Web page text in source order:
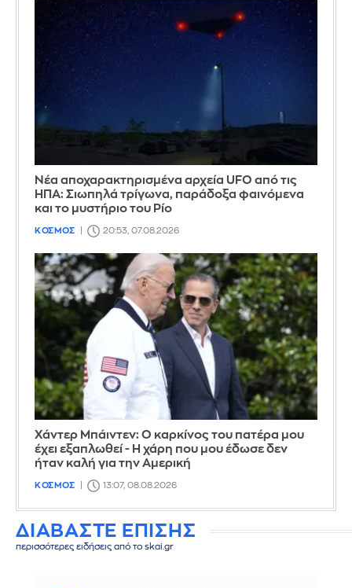
Νέα αποχαρακτηρισμένα αρχεία UFO από τις
ΗΠΑ: Σιωπηλά τρίγωνα, παράδοξα φαινόμενα
και το μυστήριο του Ρίο
ΚΟΣΜΟΣ 20:53, 07.08.2026
Χάντερ Μπάιντεν: Ο καρκίνος του πατέρα μου
έχει εξαπλωθεί - Η χάρη που μου έδωσε δεν
ήταν καλή για την Αμερική
ΚΟΣΜΟΣ 13:07, 08.08.2026
ΔΙΑΒΑΣΤΕ ΕΠΙΣΗΣ
περισσότερες ειδήσεις από το skai.gr